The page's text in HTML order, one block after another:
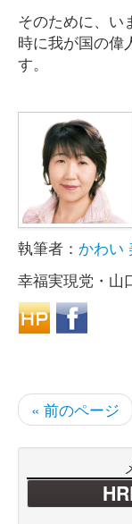
そのために、い
時に我が国の偉
す。
執筆者： かわい
幸福実現党・山
« 前のページ